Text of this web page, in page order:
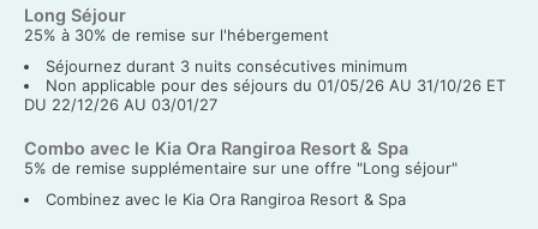
Long Séjour
25% à 30% de remise sur l'hébergement
Séjournez durant 3 nuits consécutives minimum
Non applicable pour des séjours du 01/05/26 AU 31/10/26 ET
DU 22/12/26 AU 03/01/27
Combo avec le Kia Ora Rangiroa Resort & Spa
5% de remise supplémentaire sur une offre "Long séjour"
Combinez avec le Kia Ora Rangiroa Resort & Spa